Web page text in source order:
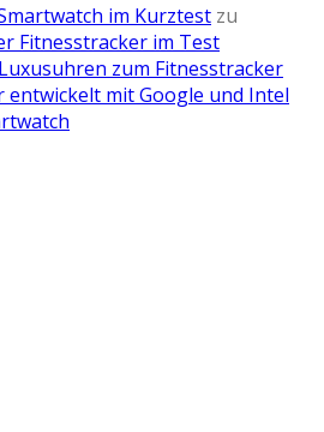
im Kurztest zu
Fitnesstracker im Test
zum Fitnesstracker
entwickelt mit Google und Intel